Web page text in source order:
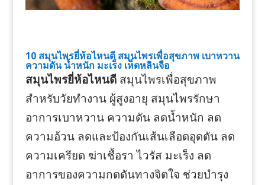
10 สมุนไพรยี่ห้อไหนดี สมุนไพรเพื่อสุขภาพ เบาหวาน
ความดัน น้ำหนัก มะเร็ง เห็ดหลินจือ
สมุนไพรยี่ห้อไหนดีสมุนไพรเพื่อสุขภาพ
สำหรับวัยทำงาน ผู้สูงอายุ สมุนไพรรักษา
อาการเบาหวาน ความดัน ลดน้ำหนัก ลด
ความอ้วน ลดและป้องกันเส้นเลือดอุดตัน ลด
ความเครียด ฆ่าเชื้อรา ไวรัส มะเร็ง ลด
อาการของความกดดันทางจิตใจ ช่วยบำรุง